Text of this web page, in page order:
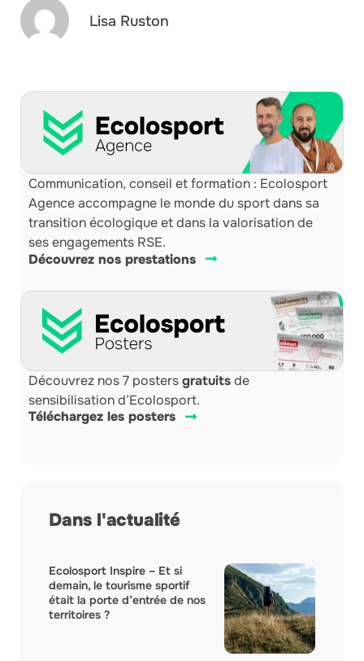
Lisa Ruston
Communication, conseil et formation : Ecolosport
Agence accompagne le monde du sport dans sa
transition écologique et dans la valorisation de
ses engagements RSE.
Découvrez nos prestations
Découvrez nos 7 postersgratuitsde
sensibilisation d’Ecolosport.
Téléchargez les posters
Dans l'actualité
Ecolosport Inspire – Et si
demain, le tourisme sportif
était la porte d’entrée de nos
territoires ?